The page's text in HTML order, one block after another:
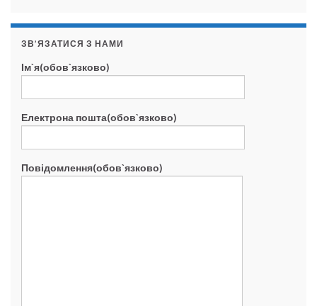
ЗВ’ЯЗАТИСЯ З НАМИ
Ім`я(обов`язково)
Електрона пошта(обов`язково)
Повідомлення(обов`язково)